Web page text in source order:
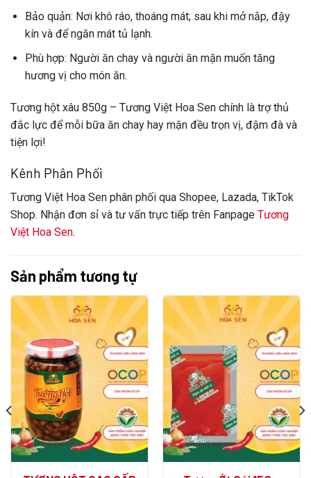
Bảo quản: Nơi khô ráo, thoáng mát; sau khi mở nắp, đậy
kín và để ngăn mát tủ lạnh.
Phù hợp: Người ăn chay và người ăn mặn muốn tăng
hương vị cho món ăn.
Tương hột xâu 850g – Tương Việt Hoa Sen chính là trợ thủ
đắc lực để mỗi bữa ăn chay hay mặn đều trọn vị, đậm đà và
tiện lợi!
Kênh Phân Phối
Tương Việt Hoa Sen phân phối qua Shopee, Lazada, TikTok
Shop. Nhận đơn sỉ và tư vấn trực tiếp trên Fanpage Tương
Việt Hoa Sen.
Sản phẩm tương tự